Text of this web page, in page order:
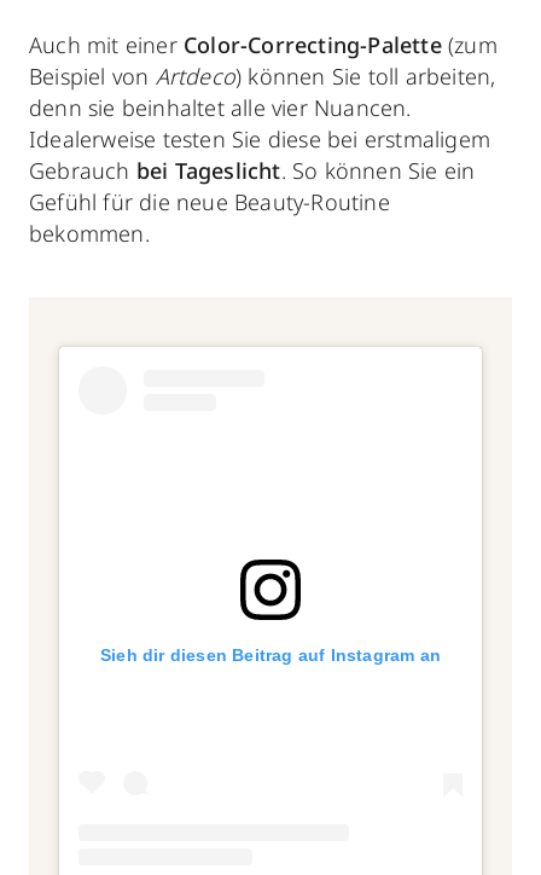
Auch mit einer Color-Correcting-Palette(zum
Beispiel von Artdeco) können Sie toll arbeiten,
denn sie beinhaltet alle vier Nuancen.
Idealerweise testen Sie diese bei erstmaligem
Gebrauch bei Tageslicht. So können Sie ein
Gefühl für die neue Beauty-Routine
bekommen.
Sieh dir diesen Beitrag auf Instagram an